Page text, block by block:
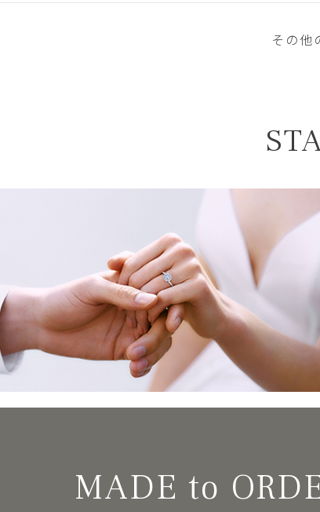
その他
MADE to